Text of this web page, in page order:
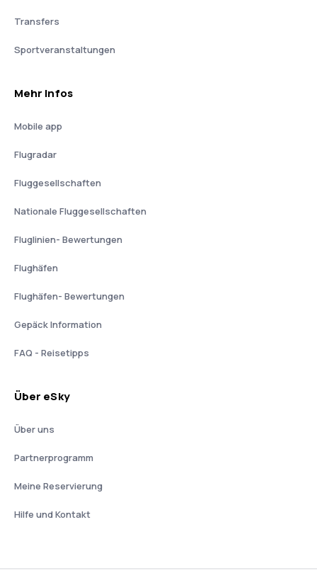
Transfers
Sportveranstaltungen
Mehr Infos
Mobile app
Flugradar
Fluggesellschaften
Nationale Fluggesellschaften
Fluglinien- Bewertungen
Flughäfen
Flughäfen- Bewertungen
Gepäck Information
FAQ - Reisetipps
Über eSky
Über uns
Partnerprogramm
Meine Reservierung
Hilfe und Kontakt